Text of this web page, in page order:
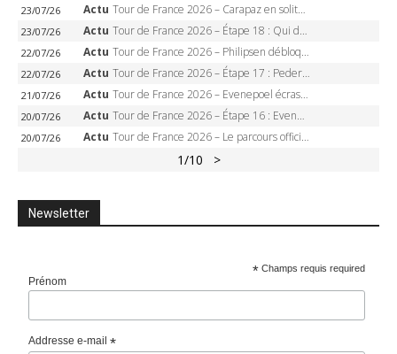
23/07/26 Actu Tour de France 2026 – Carapaz en solitaire à Orcières-Merlette, Paret-Peintre à un point du maillot à pois
23/07/26 Actu Tour de France 2026 – Étape 18 : Qui domptera Orcières-Merlette, première marche vers l’Alpe d’Huez ?
22/07/26 Actu Tour de France 2026 – Philipsen débloque son compteur à Voiron, Pedersen en danger pour le maillot vert
22/07/26 Actu Tour de France 2026 – Étape 17 : Pedersen peut-il verrouiller le maillot vert à Voiron ?
21/07/26 Actu Tour de France 2026 – Evenepoel écrase le chrono d’Évian, Seixas 4e, Lipowitz abandonne
20/07/26 Actu Tour de France 2026 – Étape 16 : Evenepoel, Pogacar, Ganna… qui domptera le chrono d’Évian pour redessiner le podium ?
20/07/26 Actu Tour de France 2026 – Le parcours officiel complet : 21 étapes, profils, carte et dates
1/10 >
Newsletter
* Champs requis required
Prénom
Addresse e-mail*